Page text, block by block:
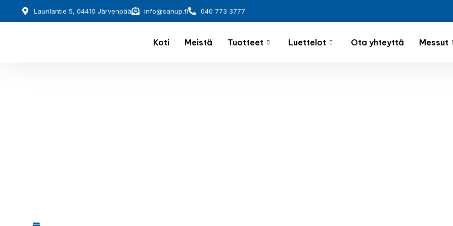
Laurilantie 5, 04410 Järvenpää info@sanup.fi 040 773 3777
Koti Meistä Tuotteet Luettelot Ota yhteyttä Messut